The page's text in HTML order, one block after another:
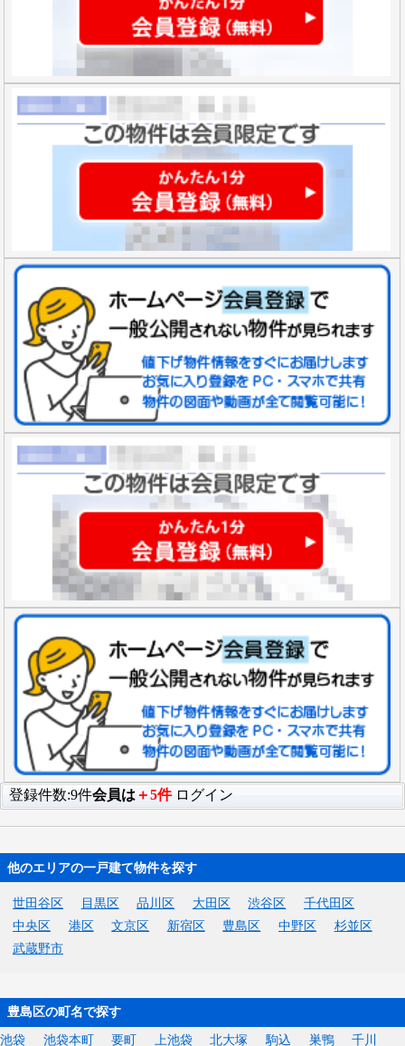
登録件数:9件会員は ＋5件 ログイン
他のエリアの一戸建て物件を探す
世田谷区 目黒区 品川区 大田区 渋谷区
千代田区
中央区
港区 文京区 新宿区 豊島区 中野区
杉並区
武蔵野市
豊島区の町名で探す
池袋 池袋本町 要町 上池袋 北大塚 駒込 巣鴨
千川